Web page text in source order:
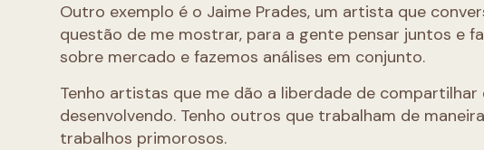
Outro exemplo é o Jaime Prades, um artista que
questão de me mostrar, para a gente pensar juntos e
sobre mercado e fazemos análises em conjunto.
Tenho artistas que me dão a liberdade de
desenvolvendo. Tenho outros que trabalham de
trabalhos primorosos.